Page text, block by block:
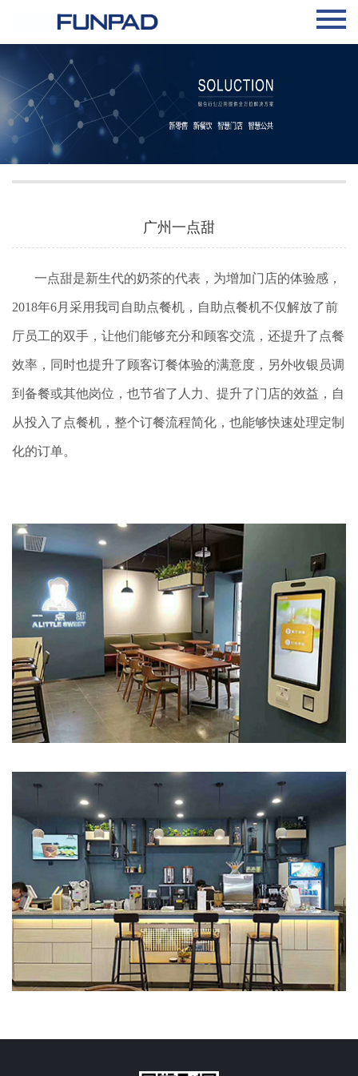
广州一点甜
一点甜是新生代的奶茶的代表，为增加门店的体验感，
2018年6月采用我司自助点餐机，自助点餐机不仅解放了前
厅员工的双手，让他们能够充分和顾客交流，还提升了点餐
效率，同时也提升了顾客订餐体验的满意度，另外收银员调
到备餐或其他岗位，也节省了人力、提升了门店的效益，自
从投入了点餐机，整个订餐流程简化，也能够快速处理定制
化的订单。